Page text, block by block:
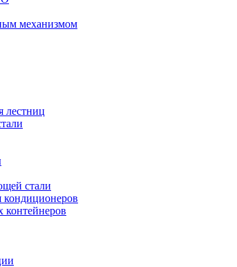
механизмом
лестниц
стали
кондиционеров
контейнеров